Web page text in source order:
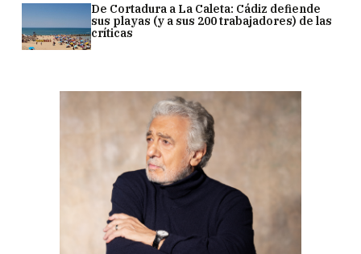
De Cortadura a La Caleta: Cádiz defiende
sus playas (y a sus 200 trabajadores) de las
críticas